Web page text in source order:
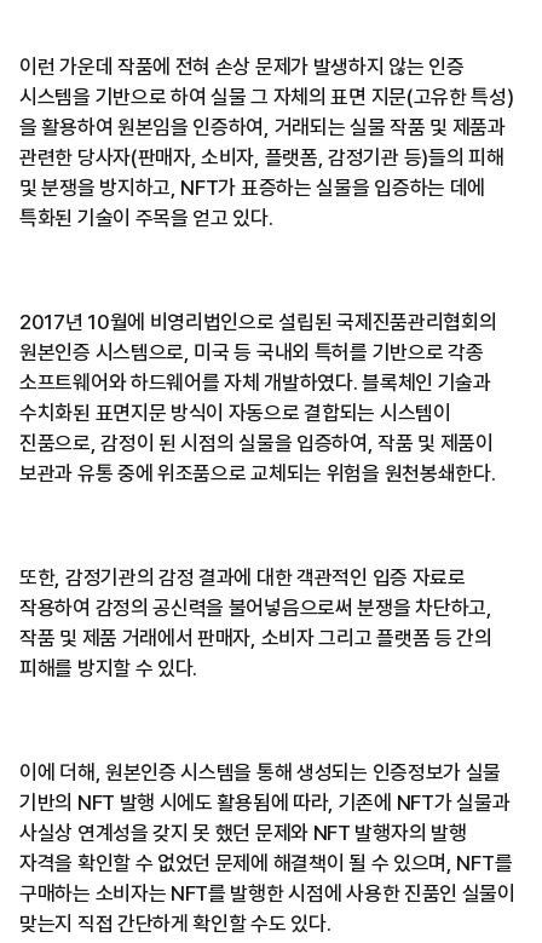
이런 가운데 작품에 전혀 손상 문제가 발생하지 않는 인증
시스템을 기반으로 하여 실물 그 자체의 표면 지문(고유한 특성)
을 활용하여 원본임을 인증하여, 거래되는 실물 작품 및 제품과
관련한 당사자(판매자, 소비자, 플랫폼, 감정기관 등)들의 피해
및 분쟁을 방지하고, NFT가 표증하는 실물을 입증하는 데에
특화된 기술이 주목을 얻고 있다.
2017년 10월에 비영리법인으로 설립된 국제진품관리협회의
원본인증 시스템으로, 미국 등 국내외 특허를 기반으로 각종
소프트웨어와 하드웨어를 자체 개발하였다. 블록체인 기술과
수치화된 표면지문 방식이 자동으로 결합되는 시스템이
진품으로, 감정이 된 시점의 실물을 입증하여, 작품 및 제품이
보관과 유통 중에 위조품으로 교체되는 위험을 원천봉쇄한다.
또한, 감정기관의 감정 결과에 대한 객관적인 입증 자료로
작용하여 감정의 공신력을 불어넣음으로써 분쟁을 차단하고,
작품 및 제품 거래에서 판매자, 소비자 그리고 플랫폼 등 간의
피해를 방지할 수 있다.
이에 더해, 원본인증 시스템을 통해 생성되는 인증정보가 실물
기반의 NFT 발행 시에도 활용됨에 따라, 기존에 NFT가 실물과
사실상 연계성을 갖지 못 했던 문제와 NFT 발행자의 발행
자격을 확인할 수 없었던 문제에 해결책이 될 수 있으며, NFT를
구매하는 소비자는 NFT를 발행한 시점에 사용한 진품인 실물이
맞는지 직접 간단하게 확인할 수도 있다.